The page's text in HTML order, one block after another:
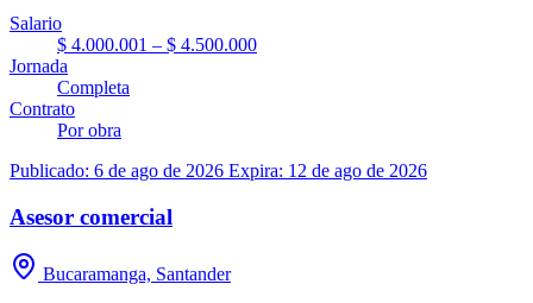
Salario
$ 4.000.001 – $ 4.500.000
Jornada
Completa
Contrato
Por obra
Publicado: 6 de ago de 2026 Expira: 12 de ago de 2026
Asesor comercial
Bucaramanga, Santander